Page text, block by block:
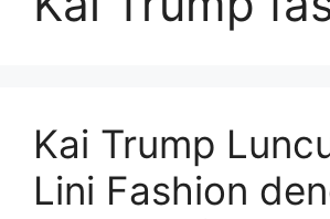
Kai Trump
Lini Fashion